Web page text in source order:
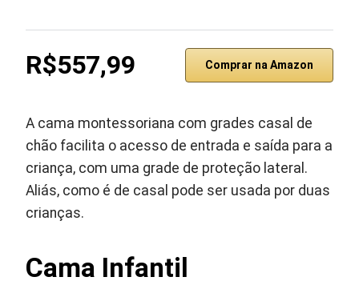
R$557,99 Comprar na Amazon
A cama montessoriana com grades casal de
chão facilita o acesso de entrada e saída para a
criança, com uma grade de proteção lateral.
Aliás, como é de casal pode ser usada por duas
crianças.
Cama Infantil